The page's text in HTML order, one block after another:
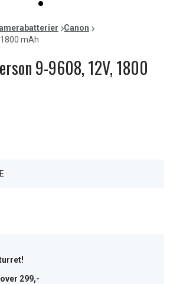
item
0
Canon
mAh
9-9608, 12V, 1800
299,-